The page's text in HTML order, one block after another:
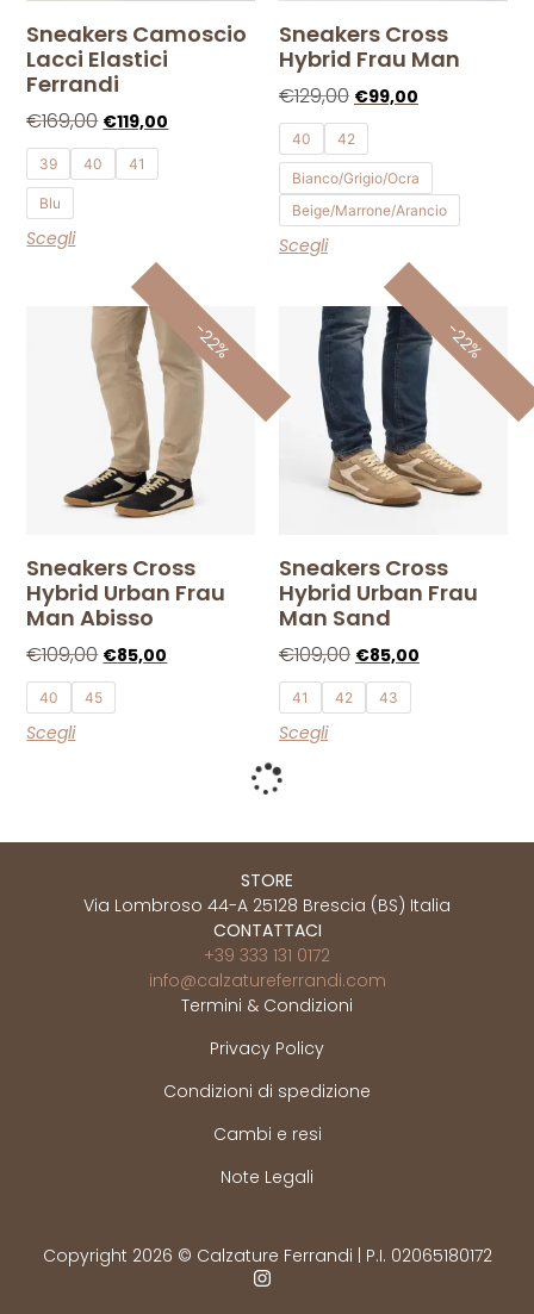
Sneakers Camoscio
Lacci Elastici
Ferrandi
€169,00 €119,00
39 40 41
Blu
Scegli
Sneakers Cross
Hybrid Frau Man
€129,00 €99,00
40 42
Bianco/Grigio/Ocra
Beige/Marrone/Arancio
Scegli
-22%
Sneakers Cross
Hybrid Urban Frau
Man Abisso
€109,00 €85,00
40 45
Scegli
-22%
Sneakers Cross
Hybrid Urban Frau
Man Sand
€109,00 €85,00
41 42 43
Scegli
STORE
Via Lombroso 44-A 25128 Brescia (BS) Italia
CONTATTACI
+39 333 131 0172
info@calzatureferrandi.com
Termini & Condizioni
Privacy Policy
Condizioni di spedizione
Cambi e resi
Note Legali
Copyright 2026 © Calzature Ferrandi | P.I. 02065180172